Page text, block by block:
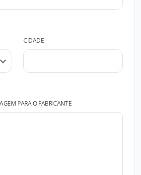
CIDADE
PARA O FABRICANTE